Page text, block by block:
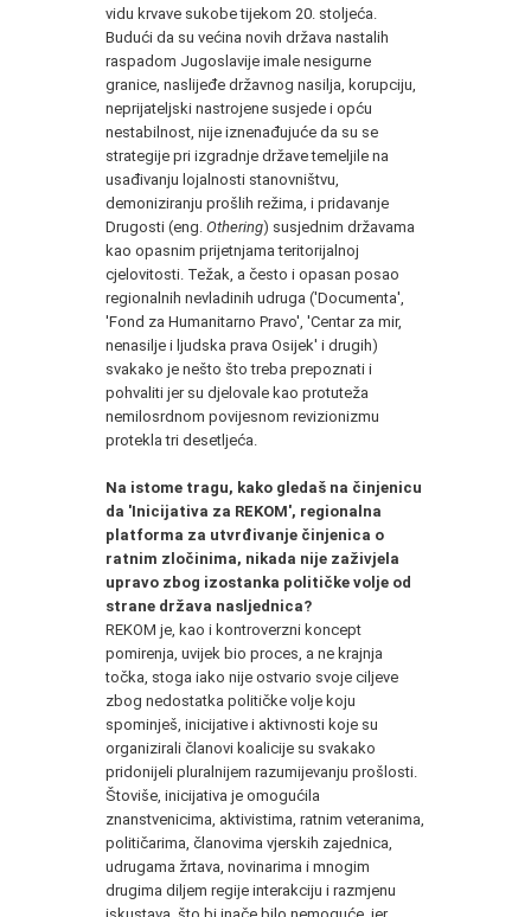
vidu krvave sukobe tijekom 20. stoljeća.
Budući da su većina novih država nastalih
raspadom Jugoslavije imale nesigurne
granice, naslijeđe državnog nasilja, korupciju,
neprijateljski nastrojene susjede i opću
nestabilnost, nije iznenađujuće da su se
strategije pri izgradnje države temeljile na
usađivanju lojalnosti stanovništvu,
demoniziranju prošlih režima, i pridavanje
Drugosti (eng. Othering) susjednim državama
kao opasnim prijetnjama teritorijalnoj
cjelovitosti. Težak, a često i opasan posao
regionalnih nevladinih udruga ('Documenta',
'Fond za Humanitarno Pravo', 'Centar za mir,
nenasilje i ljudska prava Osijek' i drugih)
svakako je nešto što treba prepoznati i
pohvaliti jer su djelovale kao protuteža
nemilosrdnom povijesnom revizionizmu
protekla tri desetljeća.
Na istome tragu, kako gledaš na činjenicu
da 'Inicijativa za REKOM', regionalna
platforma za utvrđivanje činjenica o
ratnim zločinima, nikada nije zaživjela
upravo zbog izostanka političke volje od
strane država nasljednica?
REKOM je, kao i kontroverzni koncept
pomirenja, uvijek bio proces, a ne krajnja
točka, stoga iako nije ostvario svoje ciljeve
zbog nedostatka političke volje koju
spominješ, inicijative i aktivnosti koje su
organizirali članovi koalicije su svakako
pridonijeli pluralnijem razumijevanju prošlosti.
Štoviše, inicijativa je omogućila
znanstvenicima, aktivistima, ratnim veteranima,
političarima, članovima vjerskih zajednica,
udrugama žrtava, novinarima i mnogim
drugima diljem regije interakciju i razmjenu